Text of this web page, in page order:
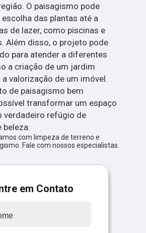
O paisagismo pode
das plantas até a
de lazer, como piscinas e
Além disso, o projeto pode
para atender a diferentes
a criação de um jardim
valorização de um imóvel.
de paisagismo bem
transformar um espaço
verdadeiro refúgio de
beleza.
com limpeza de terreno e
Fale com nossos especialistas.
em Contato